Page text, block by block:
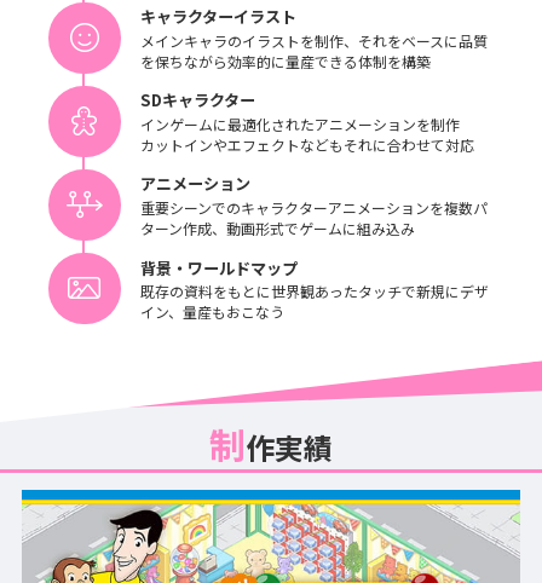
キャラクターイラスト
メインキャラのイラストを制作、それをベースに品質
を保ちながら効率的に量産できる体制を構築
SDキャラクター
インゲームに最適化されたアニメーションを制作
カットインやエフェクトなどもそれに合わせて対応
アニメーション
重要シーンでのキャラクターアニメーションを複数パ
ターン作成、動画形式でゲームに組み込み
背景・ワールドマップ
既存の資料をもとに世界観あったタッチで新規にデザ
イン、量産もおこなう
制作実績